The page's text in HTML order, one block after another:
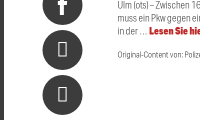
Ulm (ots) – Zwischen
muss ein Pkw gegen
in der … Lesen Sie
Original-Content von: